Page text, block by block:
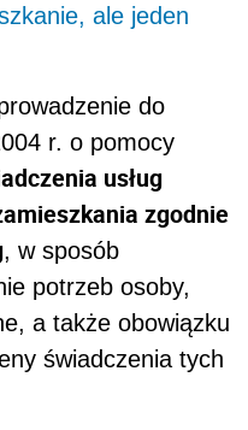
ale jeden
do
r. o pomocy
usług
zgodnie
, w sposób
potrzeb osoby,
a także obowiązku
świadczenia tych